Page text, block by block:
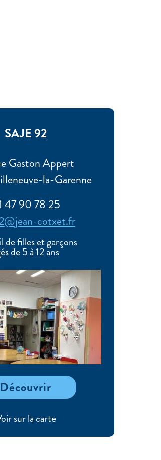
SAJE 92
Gaston Appert
la-Garenne
47 90 78 25
cotxet.fr
de filles et garçons
de 5 à 12 ans
Découvrir
sur la carte